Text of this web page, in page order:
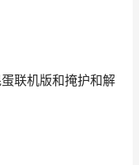
联机版和掩护和解